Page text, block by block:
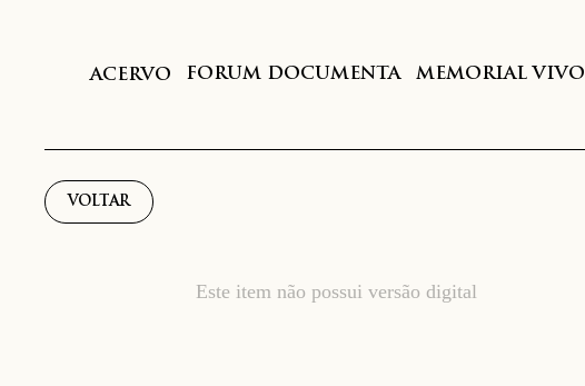
ACERVO FORUM DOCUMENTA MEMORIAL VIVO
VOLTAR
Este item não possui versão digital